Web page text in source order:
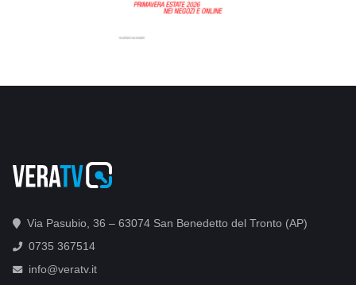
Via Pasubio, 36 – 63074 San Benedetto del Tronto (AP)
0735 367514
info@veratv.it